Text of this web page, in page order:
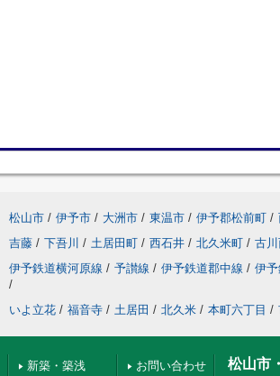
松山市 / 伊予市 / 大洲市 / 東温市 / 伊予郡松前町 /
吉藤 / 下吾川 / 土居田町 / 西石井 / 北久米町 / 古
伊予鉄道横河原線 / 予讃線 / 伊予鉄道郡中線 / 伊
/
いよ立花 / 福音寺 / 土居田 / 北久米 / 本町六丁目 /
新築・築浅
お問い合わせ
松山市